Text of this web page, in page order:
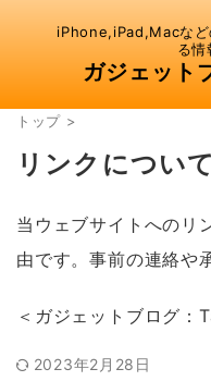
iPhone,iPad,Macなど
る情
ガジェット
トップ >
リンクについて
当ウェブサイトへのリ
由です。事前の連絡や
＜ガジェットブログ：
2023年2月28日